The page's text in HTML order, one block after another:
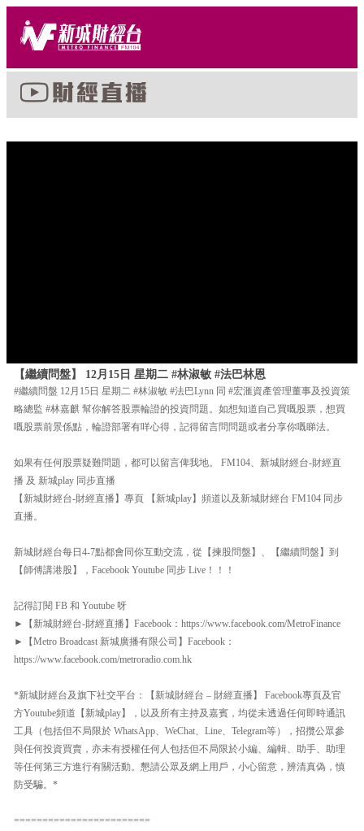
【繼續問盤】 12月15日 星期二 #林淑敏 #法巴林恩
#繼續問盤 12月15日 星期二 #林淑敏 #法巴Lynn 同 #宏滙資產管理董事及投資策
略總監 #林嘉麒 幫你解答股票輪證的投資問題。如想知道自己買嘅股票，想買
嘅股票前景係點，輪證部署有咩心得，記得留言問問題或者分享你嘅睇法。
如果有任何股票疑難問題，都可以留言俾我地。 FM104、新城財經台-財經直
播 及 新城play 同步直播
【新城財經台-財經直播】專頁 【新城play】頻道以及新城財經台 FM104 同步
直播。
新城財經台每日4-7點都會同你互動交流，從【揀股問盤】、【繼續問盤】到
【師傅講港股】，Facebook Youtube 同步 Live！！！
記得訂閱 FB 和 Youtube 呀
►【新城財經台-財經直播】Facebook：https://www.facebook.com/MetroFinance
►【Metro Broadcast 新城廣播有限公司】Facebook：
https://www.facebook.com/metroradio.com.hk
*新城財經台及旗下社交平台：【新城財經台 – 財經直播】 Facebook專頁及官
方Youtube頻道【新城play】，以及所有主持及嘉賓，均從未透過任何即時通訊
工具（包括但不局限於 WhatsApp、WeChat、Line、Telegram等），招攬公眾參
與任何投資買賣，亦未有授權任何人包括但不局限於小編、編輯、助手、助理
等任何第三方進行有關活動。懇請公眾及網上用戶，小心留意，辨清真偽，慎
防受騙。*
========================